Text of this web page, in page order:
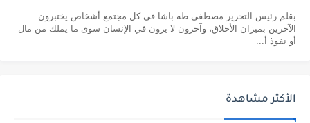
بقلم رئيس التحرير مصطفى طه باشا في كل مجتمع أشخاص يختبرون
الآخرين بميزان الأخلاق، وآخرون لا يرون في الإنسان سوى ما يملك من مال
أو نفوذ أ...
الأكثر مشاهدة